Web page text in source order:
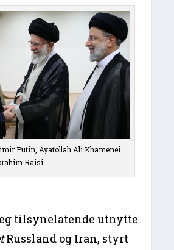
Putin, Ayatollah Ali Khamenei
Raisi
tilsynelatende utnytte
Russland og Iran, styrt